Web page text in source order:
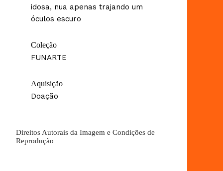
idosa, nua apenas trajando um
óculos escuro
Coleção
FUNARTE
Aquisição
Doação
Direitos Autorais da Imagem e Condições de
Reprodução